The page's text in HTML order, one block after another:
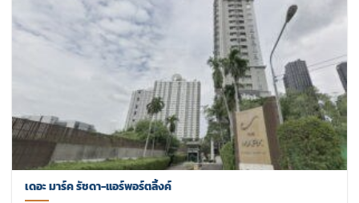
เดอะ มาร์ค รัชดา-แอร์พอร์ตลิ้งค์